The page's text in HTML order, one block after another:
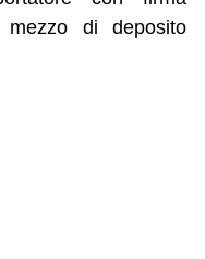
di deposito